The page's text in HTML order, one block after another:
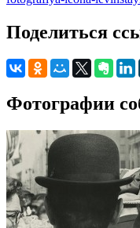
Поделиться
Фотографии